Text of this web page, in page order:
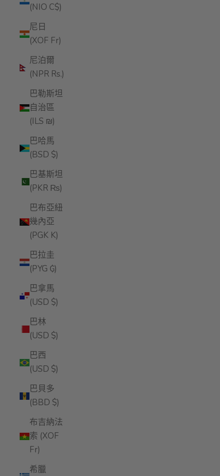
(NIO C$)
尼日
(XOF Fr)
尼泊爾
(NPR Rs.)
巴勒斯坦
自治區
(ILS ₪)
巴哈馬
(BSD $)
巴基斯坦
(PKR ₨)
巴布亞紐
幾內亞
(PGK K)
巴拉圭
(PYG ₲)
巴拿馬
(USD $)
巴林
(USD $)
巴西
(USD $)
巴貝多
(BBD $)
布吉納法
索 (XOF
Fr)
希臘